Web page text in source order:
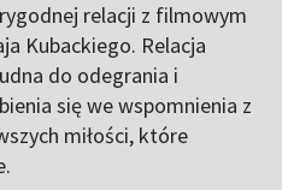
relacji z filmowym
Kubackiego. Relacja
do odegrania i
się we wspomnienia z
miłości, które